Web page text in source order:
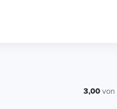
3,00von